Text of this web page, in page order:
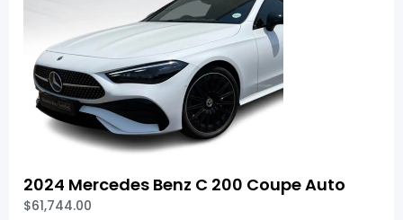
2024 Mercedes Benz C 200 Coupe Auto
$61,744.00